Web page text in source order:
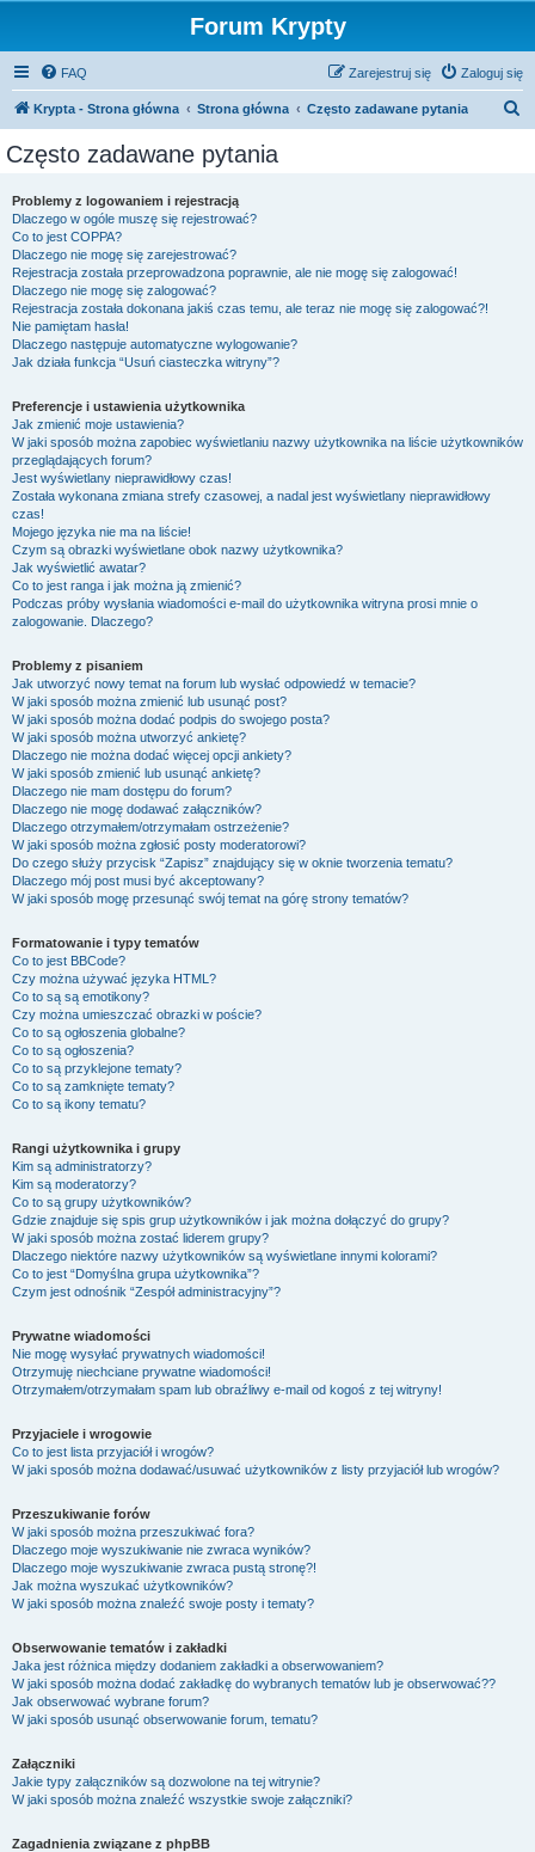
Forum Krypty
FAQ Zaloguj się
Zarejestruj się
Krypta - Strona główna Strona główna Często zadawane pytania
Często zadawane pytania
Problemy z logowaniem i rejestracją
Dlaczego w ogóle muszę się rejestrować?
Co to jest COPPA?
Dlaczego nie mogę się zarejestrować?
Rejestracja została przeprowadzona poprawnie, ale nie mogę się zalogować!
Dlaczego nie mogę się zalogować?
Rejestracja została dokonana jakiś czas temu, ale teraz nie mogę się zalogować?!
Nie pamiętam hasła!
Dlaczego następuje automatyczne wylogowanie?
Jak działa funkcja “Usuń ciasteczka witryny”?
Preferencje i ustawienia użytkownika
Jak zmienić moje ustawienia?
W jaki sposób można zapobiec wyświetlaniu nazwy użytkownika na liście użytkowników
przeglądających forum?
Jest wyświetlany nieprawidłowy czas!
Została wykonana zmiana strefy czasowej, a nadal jest wyświetlany nieprawidłowy
czas!
Mojego języka nie ma na liście!
Czym są obrazki wyświetlane obok nazwy użytkownika?
Jak wyświetlić awatar?
Co to jest ranga i jak można ją zmienić?
Podczas próby wysłania wiadomości e-mail do użytkownika witryna prosi mnie o
zalogowanie. Dlaczego?
Problemy z pisaniem
Jak utworzyć nowy temat na forum lub wysłać odpowiedź w temacie?
W jaki sposób można zmienić lub usunąć post?
W jaki sposób można dodać podpis do swojego posta?
W jaki sposób można utworzyć ankietę?
Dlaczego nie można dodać więcej opcji ankiety?
W jaki sposób zmienić lub usunąć ankietę?
Dlaczego nie mam dostępu do forum?
Dlaczego nie mogę dodawać załączników?
Dlaczego otrzymałem/otrzymałam ostrzeżenie?
W jaki sposób można zgłosić posty moderatorowi?
Do czego służy przycisk “Zapisz” znajdujący się w oknie tworzenia tematu?
Dlaczego mój post musi być akceptowany?
W jaki sposób mogę przesunąć swój temat na górę strony tematów?
Formatowanie i typy tematów
Co to jest BBCode?
Czy można używać języka HTML?
Co to są są emotikony?
Czy można umieszczać obrazki w poście?
Co to są ogłoszenia globalne?
Co to są ogłoszenia?
Co to są przyklejone tematy?
Co to są zamknięte tematy?
Co to są ikony tematu?
Rangi użytkownika i grupy
Kim są administratorzy?
Kim są moderatorzy?
Co to są grupy użytkowników?
Gdzie znajduje się spis grup użytkowników i jak można dołączyć do grupy?
W jaki sposób można zostać liderem grupy?
Dlaczego niektóre nazwy użytkowników są wyświetlane innymi kolorami?
Co to jest “Domyślna grupa użytkownika”?
Czym jest odnośnik “Zespół administracyjny”?
Prywatne wiadomości
Nie mogę wysyłać prywatnych wiadomości!
Otrzymuję niechciane prywatne wiadomości!
Otrzymałem/otrzymałam spam lub obraźliwy e-mail od kogoś z tej witryny!
Przyjaciele i wrogowie
Co to jest lista przyjaciół i wrogów?
W jaki sposób można dodawać/usuwać użytkowników z listy przyjaciół lub wrogów?
Przeszukiwanie forów
W jaki sposób można przeszukiwać fora?
Dlaczego moje wyszukiwanie nie zwraca wyników?
Dlaczego moje wyszukiwanie zwraca pustą stronę?!
Jak można wyszukać użytkowników?
W jaki sposób można znaleźć swoje posty i tematy?
Obserwowanie tematów i zakładki
Jaka jest różnica między dodaniem zakładki a obserwowaniem?
W jaki sposób można dodać zakładkę do wybranych tematów lub je obserwować??
Jak obserwować wybrane forum?
W jaki sposób usunąć obserwowanie forum, tematu?
Załączniki
Jakie typy załączników są dozwolone na tej witrynie?
W jaki sposób można znaleźć wszystkie swoje załączniki?
Zagadnienia związane z phpBB